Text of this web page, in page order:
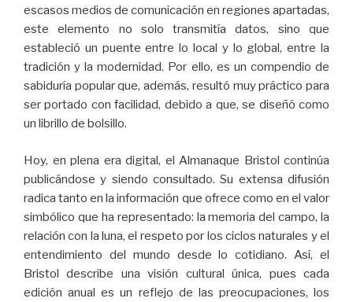
escasos medios de comunicación en regiones apartadas,
este elemento no solo transmitía datos, sino que
estableció un puente entre lo local y lo global, entre la
tradición y la modernidad. Por ello, es un compendio de
sabiduría popular que, además, resultó muy práctico para
ser portado con facilidad, debido a que, se diseñó como
un librillo de bolsillo.
Hoy, en plena era digital, el Almanaque Bristol continúa
publicándose y siendo consultado. Su extensa difusión
radica tanto en la información que ofrece como en el valor
simbólico que ha representado: la memoria del campo, la
relación con la luna, el respeto por los ciclos naturales y el
entendimiento del mundo desde lo cotidiano. Así, el
Bristol describe una visión cultural única, pues cada
edición anual es un reflejo de las preocupaciones, los